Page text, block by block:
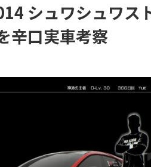
シュワシュワス
辛口実車考察